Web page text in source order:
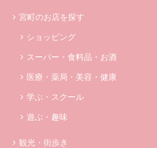
宮町のお店を探す
ショッピング
スーパー・食料品・お酒
医療・薬局・美容・健康
学ぶ・スクール
遊ぶ・趣味
観光・街歩き